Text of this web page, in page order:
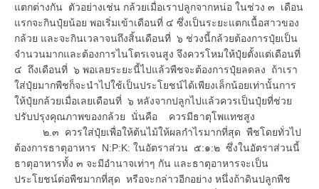
แตกต่างกัน ตัวอย่างเช่น กล้วยเมื่อเราปลูกจากหน่อ ในช่วง ๓ เดือน
แรกจะกินปุ๋ยน้อย พอเริ่มเข้าเดือนที่ ๔ ซึ่งเป็นระยะแตกเนื้อสาวของ
กล้วย และจะกินเวลาจนถึงสิ้นเดือนที่ ๖ ช่วงนี้กล้วยต้องการปุ๋ยเป็น
จำนวนมากและต้องการไนโตรเจนสูง จึงควรโหมให้ปุ๋ยตั้งแต่เดือนที่
๔ ถึงเดือนที่ ๖ พอเลยระยะนี้ไปแล้วพืชจะต้องการปุ๋ยลดลง ถ้าเรา
ใส่ปุ๋ยมากพืชก็จะนำไปใช้เป็นประโยชน์ได้เพียงเล็กน้อยเท่านั้นการ
ให้ปุ๋ยกล้วยเมื่อเลยเดือนที่ ๖ หลังจากปลูกไปแล้วควรเป็นปุ๋ยที่ช่วย
ปรับปรุงคุณภาพของกล้วย นั่นคือ ควรมีธาตุโพแทชสูง
๒.๓ ควรใส่ปุ๋ยเพื่อให้ต้นไม้ให้ผลกำไรมากที่สุด พืชโดยทั่วไป
ต้องการธาตุอาหาร N:P:K: ในอัตราส่วน ๕:๑:๒ ซึ่งในอัตราส่วนนี้
ธาตุอาหารทั้ง ๓ จะมีอำนาจเท่าๆ กัน และธาตุอาหารจะเป็น
ประโยชน์ต่อพืชมากที่สุด หรือจะกล่าวอีกอย่าง หนึ่งถ้าดินปลูกพืช